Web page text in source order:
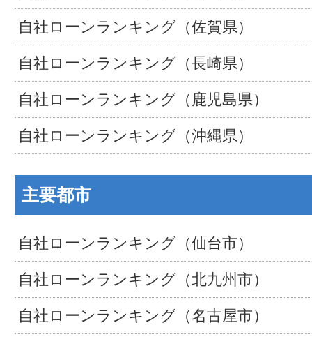
自社ローンランキング（佐賀県）
自社ローンランキング（長崎県）
自社ローンランキング（鹿児島県）
自社ローンランキング（沖縄県）
主要都市
自社ローンランキング（仙台市）
自社ローンランキング（北九州市）
自社ローンランキング（名古屋市）